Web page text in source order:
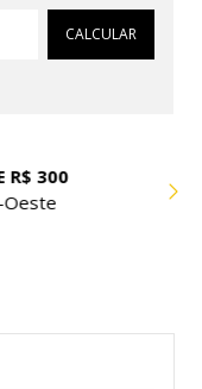
Alterar CEP
CALCULAR
JUROS